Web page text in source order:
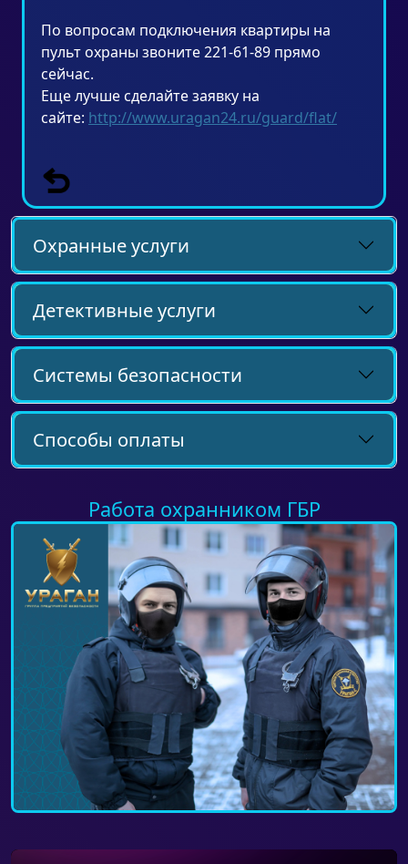
По вопросам подключения квартиры на
пульт охраны звоните 221-61-89 прямо
сейчас.
Еще лучше сделайте заявку на
сайте: http://www.uragan24.ru/guard/flat/
Охранные услуги
Детективные услуги
Системы безопасности
Способы оплаты
Работа охранником ГБР